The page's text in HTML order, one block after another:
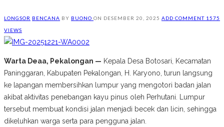
LONGSOR BENCANA BY BUONO ON DESEMBER 20, 2025 ADD COMMENT 1575
VIEWS
Warta Deaa, Pekalongan — Kepala Desa Botosari, Kecamatan
Paninggaran, Kabupaten Pekalongan, H. Karyono, turun langsung
ke lapangan membersihkan lumpur yang mengotori badan jalan
akibat aktivitas penebangan kayu pinus oleh Perhutani. Lumpur
tersebut membuat kondisi jalan menjadi becek dan licin, sehingga
dikeluhkan warga serta para pengguna jalan.